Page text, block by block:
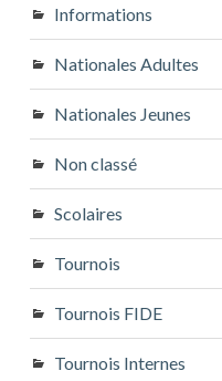
Informations
Nationales Adultes
Nationales Jeunes
Non classé
Scolaires
Tournois
Tournois FIDE
Tournois Internes